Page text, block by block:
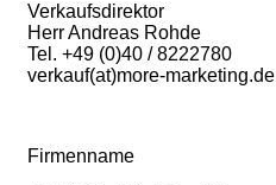
Verkaufsdirektor
Herr Andreas Rohde
Tel. +49 (0)40 / 8222780
verkauf(at)more-marketing.de
Firmenname